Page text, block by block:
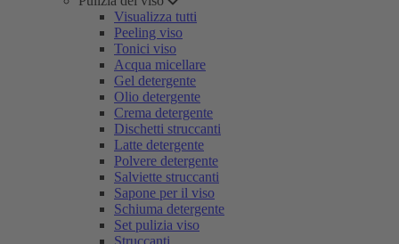
Visualizza tutti
Peeling viso
Tonici viso
Acqua micellare
Gel detergente
Olio detergente
Crema detergente
Dischetti struccanti
Latte detergente
Polvere detergente
Salviette struccanti
Sapone per il viso
Schiuma detergente
Set pulizia viso
Struccanti